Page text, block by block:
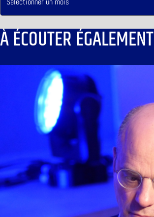
À ÉCOUTER ÉGALEMENT